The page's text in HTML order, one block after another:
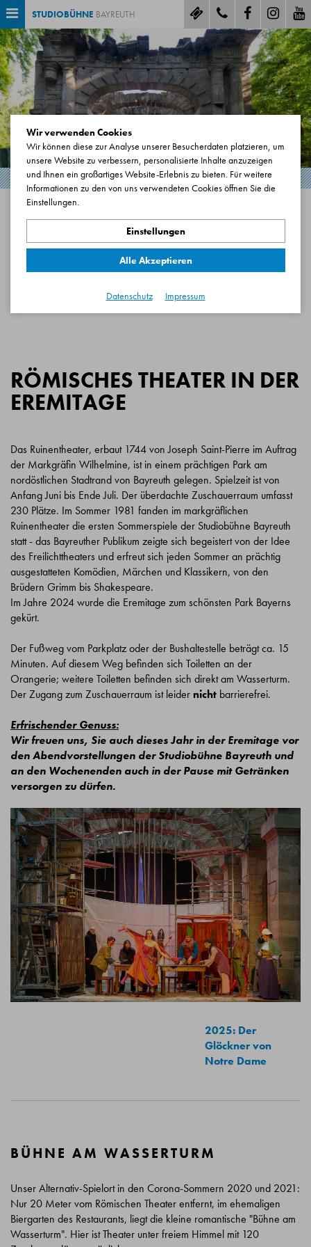
STUDIOBÜHNE BAYREUTH
EREMITAGE
Römisches Theater
95448 Bayreuth
RÖMISCHES THEATER IN DER
EREMITAGE
Das Ruinentheater, erbaut 1744 von Joseph Saint-Pierre im Auftrag
der Markgräfin Wilhelmine, ist in einem prächtigen Park am
nordöstlichen Stadtrand von Bayreuth gelegen. Spielzeit ist von
Anfang Juni bis Ende Juli. Der überdachte Zuschauerraum umfasst
230 Plätze. Im Sommer 1981 fanden im markgräflichen
Ruinentheater die ersten Sommerspiele der Studiobühne Bayreuth
statt - das Bayreuther Publikum zeigte sich begeistert von der Idee
des Freilichttheaters und erfreut sich jeden Sommer an prächtig
ausgestatteten Komödien, Märchen und Klassikern, von den
Brüdern Grimm bis Shakespeare.
Im Jahre 2024 wurde die Eremitage zum schönsten Park Bayerns
gekürt.
Der Fußweg vom Parkplatz oder der Bushaltestelle beträgt ca. 15
Minuten. Auf diesem Weg befinden sich Toiletten an der
Orangerie; weitere Toiletten befinden sich direkt am Wasserturm.
Der Zugang zum Zuschauerraum ist leider nicht barrierefrei.
Erfrischender Genuss:
Wir freuen uns, Sie auch dieses Jahr in der Eremitage vor
den Abendvorstellungen der Studiobühne Bayreuth und
an den Wochenenden auch in der Pause mit Getränken
versorgen zu dürfen.
2025: Der
Glöckner von
Notre Dame
BÜHNE AM WASSERTURM
Unser Alternativ-Spielort in den Corona-Sommern 2020 und 2021:
Nur 20 Meter vom Römischen Theater entfernt, im ehemaligen
Biergarten des Restaurants, liegt die kleine romantische "Bühne am
Wasserturm". Hier ist Theater unter freiem Himmel mit 120
Wir verwenden Cookies
Wir können diese zur Analyse unserer Besucherdaten platzieren, um
unsere Website zu verbessern, personalisierte Inhalte anzuzeigen
und Ihnen ein großartiges Website-Erlebnis zu bieten. Für weitere
Informationen zu den von uns verwendeten Cookies öffnen Sie die
Einstellungen.
Einstellungen
Alle Akzeptieren
Datenschutz Impressum